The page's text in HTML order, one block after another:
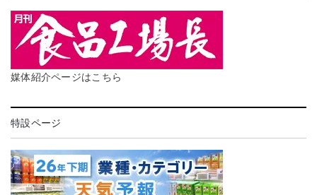
媒体紹介ページはこちら
特設ページ